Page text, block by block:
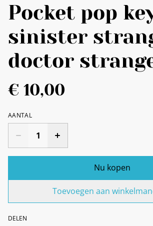
Pocket pop
sinister
doctor
€ 10,00
AANTAL
Nu kopen
Toevoegen aan
DELEN